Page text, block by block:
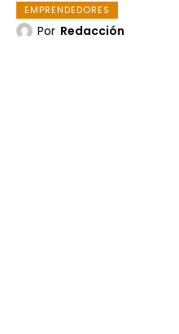
EMPRENDEDORES
Por Redacción